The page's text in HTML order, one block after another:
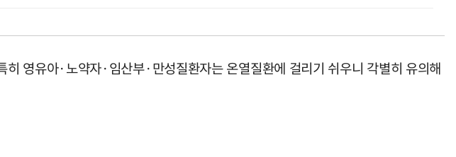
영유아·노약자·임산부·만성질환자는 온열질환에 걸리기 쉬우니 각별히 유의해